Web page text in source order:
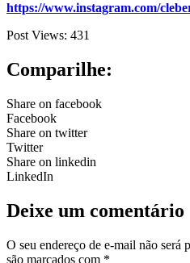
https://www.instagram.com/
Post Views: 431
Comparilhe:
Share on facebook
Facebook
Share on twitter
Twitter
Share on linkedin
LinkedIn
Deixe um comentário
O seu endereço de e-mail não será
são marcados com *